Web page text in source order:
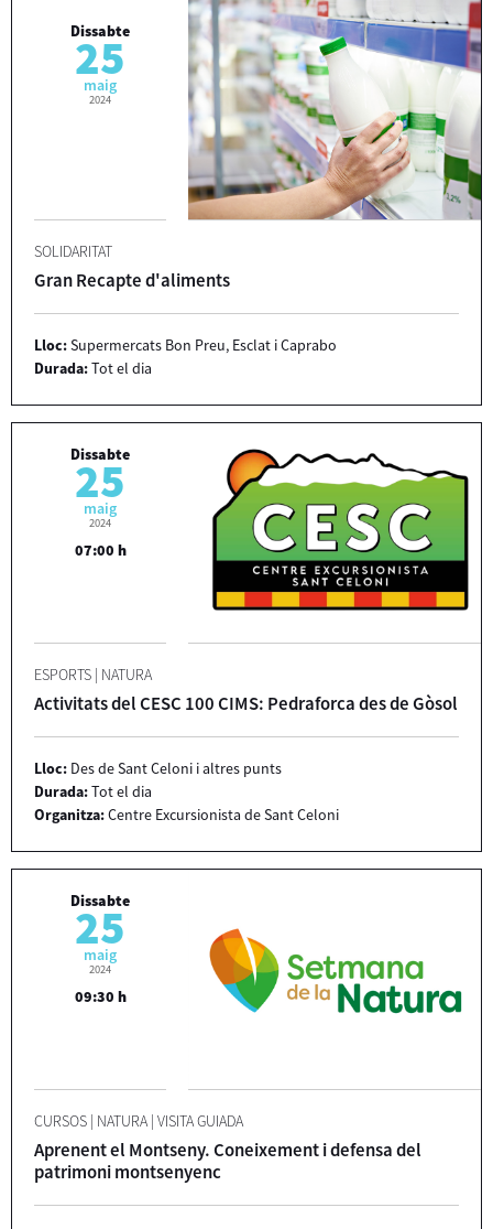
Dissabte
25
maig
2024
SOLIDARITAT
Gran Recapte d'aliments
Lloc:Supermercats Bon Preu, Esclat i Caprabo
Durada:Tot el dia
Dissabte
25
maig
2024
07:00 h
ESPORTS | NATURA
Activitats del CESC 100 CIMS: Pedraforca des de Gòsol
Lloc: Des de Sant Celoni i altres punts
Durada:Tot el dia
Organitza:Centre Excursionista de Sant Celoni
Dissabte
25
maig
2024
09:30 h
CURSOS | NATURA | VISITA GUIADA
Aprenent el Montseny. Coneixement i defensa del
patrimoni montsenyenc